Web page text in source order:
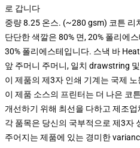
로 갑니다
중량 8.25 온스. (~280 gsm) 코튼 리
단단한 색깔은 80% 면, 20% 폴리에
30% 폴리에스테입니다. 스낵 바
앞 주머니 주머니, 일치 drawstring
이 제품의 제3자 인쇄 기계는 국제
이 제품 소스의 프린터는 더 나은 코
개선하기 위해 최선을 다하고 제조업
각 품목은 당신의 국부적으로 제3자
주어지는 제품에 있는 경미한